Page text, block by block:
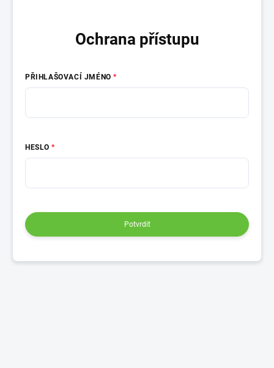
Ochrana přístupu
PŘIHLAŠOVACÍ JMÉNO
HESLO
Potvrdit